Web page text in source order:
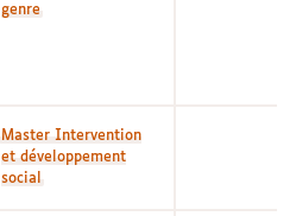
genre
Master Intervention
et développement
social